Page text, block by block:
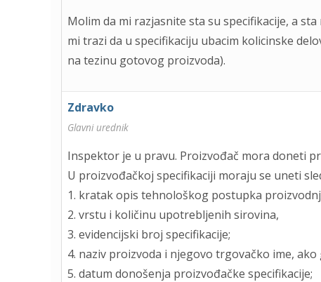
Molim da mi razjasnite sta su specifikacije, a
mi trazi da u specifikaciju ubacim kolicinske
na tezinu gotovog proizvoda).
Zdravko
Glavni urednik
Inspektor je u pravu. Proizvođač mora doneti
U proizvođačkoj specifikaciji moraju se uneti
1. kratak opis tehnološkog postupka
2. vrstu i količinu upotrebljenih sirovina,
3. evidencijski broj specifikacije;
4. naziv proizvoda i njegovo trgovačko ime, ako
5. datum donošenja proizvođačke specifikacije;